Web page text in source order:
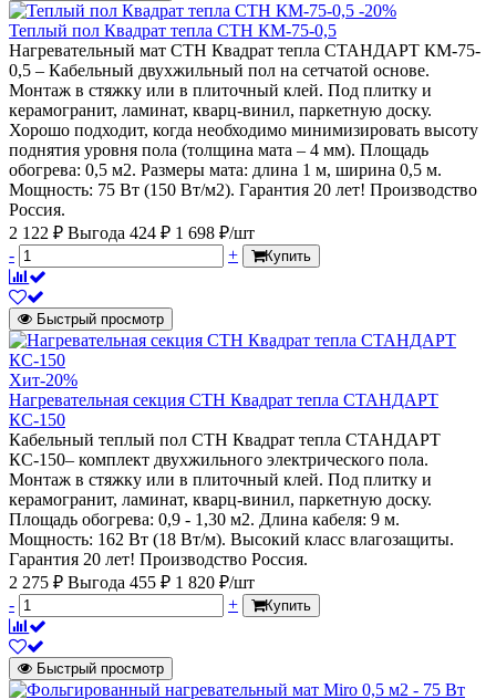
-20%
Теплый пол Квадрат тепла СТН КМ-75-0,5
Нагревательный мат СТН Квадрат тепла СТАНДАРТ КМ-75-
0,5 – Кабельный двухжильный пол на сетчатой основе.
Монтаж в стяжку или в плиточный клей. Под плитку и
керамогранит, ламинат, кварц-винил, паркетную доску.
Хорошо подходит, когда необходимо минимизировать высоту
поднятия уровня пола (толщина мата – 4 мм). Площадь
обогрева: 0,5 м2. Размеры мата: длина 1 м, ширина 0,5 м.
Мощность: 75 Вт (150 Вт/м2). Гарантия 20 лет! Производство
Россия.
2 122 ₽ Выгода 424 ₽ 1 698 ₽/шт
-
+ Купить
Быстрый просмотр
Хит-20%
Нагревательная секция СТН Квадрат тепла СТАНДАРТ
КС-150
Кабельный теплый пол СТН Квадрат тепла СТАНДАРТ
КС-150– комплект двухжильного электрического пола.
Монтаж в стяжку или в плиточный клей. Под плитку и
керамогранит, ламинат, кварц-винил, паркетную доску.
Площадь обогрева: 0,9 - 1,30 м2. Длина кабеля: 9 м.
Мощность: 162 Вт (18 Вт/м). Высокий класс влагозащиты.
Гарантия 20 лет! Производство Россия.
2 275 ₽ Выгода 455 ₽ 1 820 ₽/шт
-
+ Купить
Быстрый просмотр